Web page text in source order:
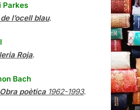
Parkes
l’ocell blau.
Roja.
Bach
poètica1962-1993.